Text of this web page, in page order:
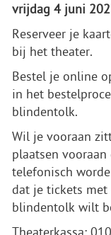
vrijdag 4 juni
Reserveer je
bij het theater.
Bestel je online
in het
blindentolk.
Wil je vooraan
plaatsen vooraan
telefonisch
dat je tickets
blindentolk wilt